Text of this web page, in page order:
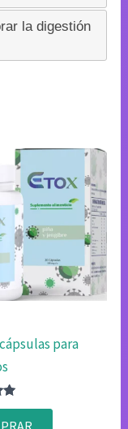
la digestión
para